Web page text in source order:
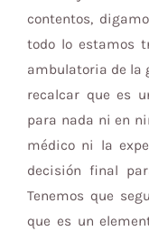
contentos,
todo lo estamos
ambulatoria de la
recalcar que es
para nada ni en
médico ni la
decisión final
Tenemos que
que es un